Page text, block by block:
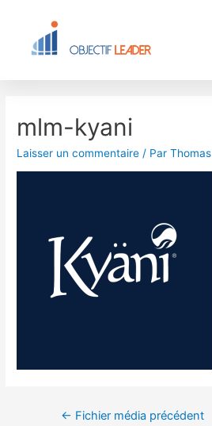
mlm-kyani
Laisser un commentaire / ParThomas
← Fichier média précédent